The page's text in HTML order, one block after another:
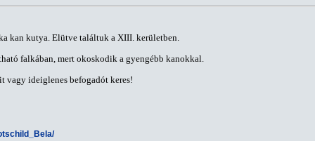
kan kutya. Elütve találtuk a XIII. kerületben.
falkában, mert okoskodik a gyengébb kanokkal.
vagy ideiglenes befogadót keres!